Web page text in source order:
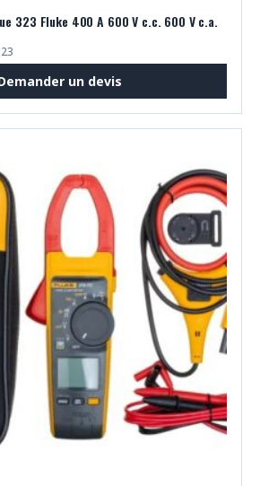
323 Fluke 400 A 600 V c.c. 600 V c.a.
un devis